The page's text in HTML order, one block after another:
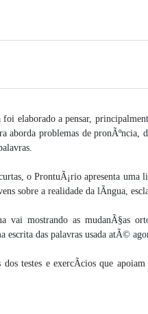
elaborado a pensar,
aborda problemas de
o ProntuÃ¡rio apresenta
sobre a realidade da lÃ­ngua,
vai mostrando as mudanÃ§as
escrita das palavras usada atÃ©
testes e exercÃ­cios que